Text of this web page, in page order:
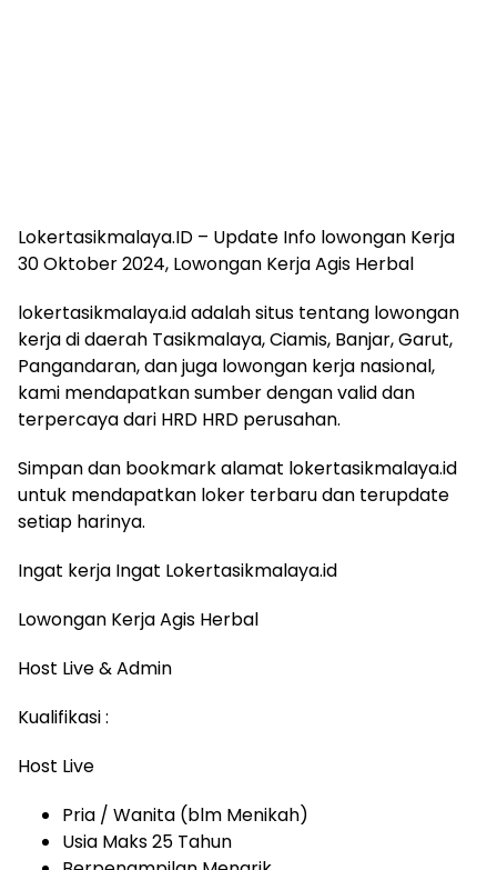
Lokertasikmalaya.ID – Update Info lowongan Kerja
30 Oktober 2024, Lowongan Kerja Agis Herbal
lokertasikmalaya.id adalah situs tentang lowongan
kerja di daerah Tasikmalaya, Ciamis, Banjar, Garut,
Pangandaran, dan juga lowongan kerja nasional,
kami mendapatkan sumber dengan valid dan
terpercaya dari HRD HRD perusahan.
Simpan dan bookmark alamat lokertasikmalaya.id
untuk mendapatkan loker terbaru dan terupdate
setiap harinya.
Ingat kerja Ingat Lokertasikmalaya.id
Lowongan Kerja Agis Herbal
Host Live & Admin
Kualifikasi :
Host Live
Pria / Wanita (blm Menikah)
Usia Maks 25 Tahun